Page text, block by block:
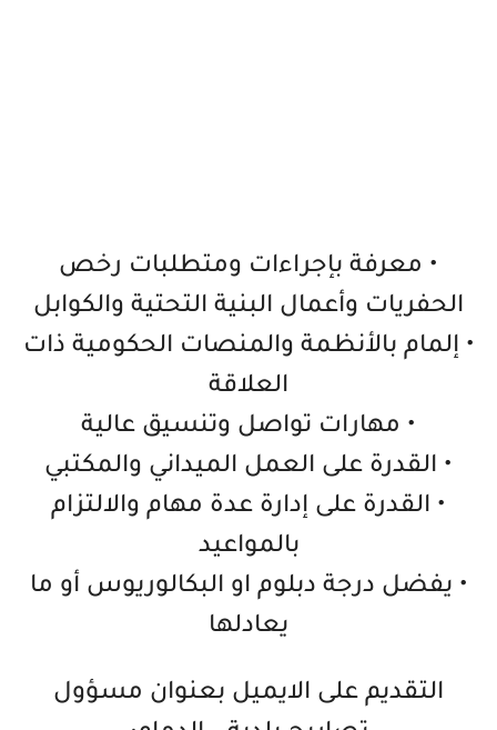
• معرفة بإجراءات ومتطلبات رخص
الحفريات وأعمال البنية التحتية والكوابل
• إلمام بالأنظمة والمنصات الحكومية ذات
العلاقة
• مهارات تواصل وتنسيق عالية
• القدرة على العمل الميداني والمكتبي
• القدرة على إدارة عدة مهام والالتزام
بالمواعيد
• يفضل درجة دبلوم او البكالوريوس أو ما
يعادلها
التقديم على الايميل بعنوان مسؤول